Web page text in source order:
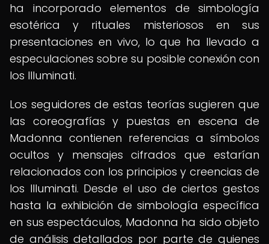
ha incorporado elementos de simbología
esotérica y rituales misteriosos en sus
presentaciones en vivo, lo que ha llevado a
especulaciones sobre su posible conexión con
los Illuminati.
Los seguidores de estas teorías sugieren que
las coreografías y puestas en escena de
Madonna contienen referencias a símbolos
ocultos y mensajes cifrados que estarían
relacionados con los principios y creencias de
los Illuminati. Desde el uso de ciertos gestos
hasta la exhibición de simbología específica
en sus espectáculos, Madonna ha sido objeto
de análisis detallados por parte de quienes